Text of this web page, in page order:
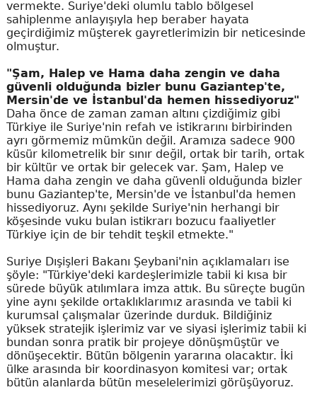
vermekte. Suriye'deki olumlu tablo bölgesel
sahiplenme anlayışıyla hep beraber hayata
geçirdiğimiz müşterek gayretlerimizin bir neticesinde
olmuştur.
"Şam, Halep ve Hama daha zengin ve daha
güvenli olduğunda bizler bunu Gaziantep'te,
Mersin'de ve İstanbul'da hemen hissediyoruz"
Daha önce de zaman zaman altını çizdiğimiz gibi
Türkiye ile Suriye'nin refah ve istikrarını birbirinden
ayrı görmemiz mümkün değil. Aramıza sadece 900
küsür kilometrelik bir sınır değil, ortak bir tarih, ortak
bir kültür ve ortak bir gelecek var. Şam, Halep ve
Hama daha zengin ve daha güvenli olduğunda bizler
bunu Gaziantep'te, Mersin'de ve İstanbul'da hemen
hissediyoruz. Aynı şekilde Suriye'nin herhangi bir
köşesinde vuku bulan istikrarı bozucu faaliyetler
Türkiye için de bir tehdit teşkil etmekte."
Suriye Dışişleri Bakanı Şeybani'nin açıklamaları ise
şöyle: "Türkiye'deki kardeşlerimizle tabii ki kısa bir
sürede büyük atılımlara imza attık. Bu süreçte bugün
yine aynı şekilde ortaklıklarımız arasında ve tabii ki
kurumsal çalışmalar üzerinde durduk. Bildiğiniz
yüksek stratejik işlerimiz var ve siyasi işlerimiz tabii ki
bundan sonra pratik bir projeye dönüşmüştür ve
dönüşecektir. Bütün bölgenin yararına olacaktır. İki
ülke arasında bir koordinasyon komitesi var; ortak
bütün alanlarda bütün meselelerimizi görüşüyoruz.